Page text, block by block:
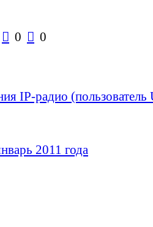
 0  0
IP-радио (пользователь
2011 года